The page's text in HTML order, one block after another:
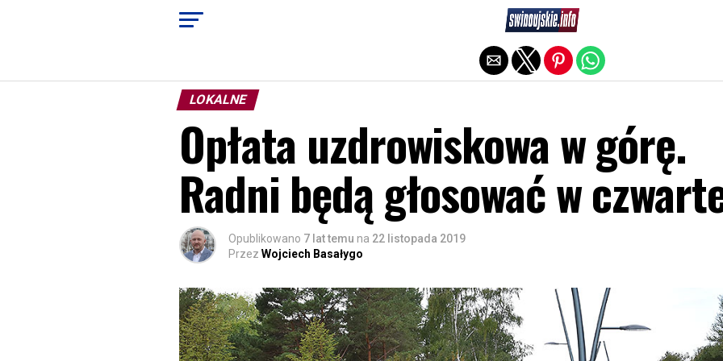
LOKALNE
Opłata uzdrowiskowa w górę.
Radni będą głosować w
Opublikowano 7 lat temu na 22 listopada 2019
Przez Wojciech Basałygo
Exit mobile version